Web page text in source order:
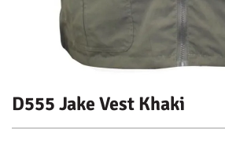
D555 Jake Vest Khaki